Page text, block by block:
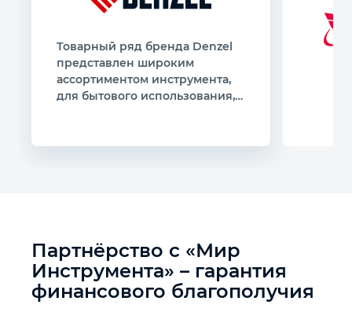
Товарный ряд бренда Denzel
представлен широким
ассортиментом инструмента,
для бытового использования, а
Партнёрство с «Мир
Инструмента» – гарантия
финансового благополучия